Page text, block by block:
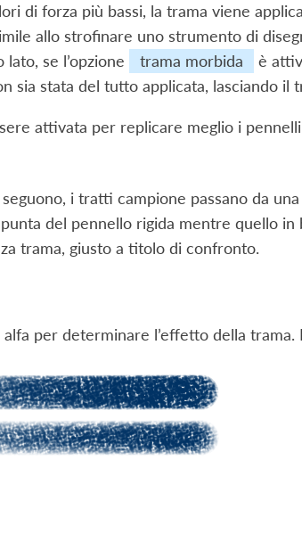
di forza più bassi, la trama viene
allo strofinare uno strumento di
se l’opzione
trama morbida
è
sia stata del tutto applicata, lasciando il
attivata per replicare meglio i
i tratti campione passano da
del pennello rigida mentre quello in
trama, giusto a titolo di confronto.
per determinare l’effetto della